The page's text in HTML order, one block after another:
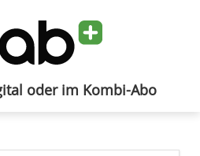
oder im Kombi-Abo